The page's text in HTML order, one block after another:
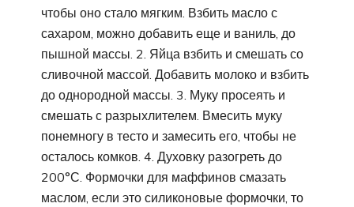
чтобы оно стало мягким. Взбить масло с
сахаром, можно добавить еще и ваниль, до
пышной массы. 2. Яйца взбить и смешать со
сливочной массой. Добавить молоко и взбить
до однородной массы. 3. Муку просеять и
смешать с разрыхлителем. Вмесить муку
понемногу в тесто и замесить его, чтобы не
осталось комков. 4. Духовку разогреть до
200°С. Формочки для маффинов смазать
маслом, если это силиконовые формочки, то